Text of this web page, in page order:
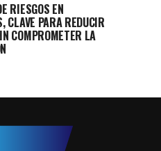
RIESGOS EN
CLAVE PARA REDUCIR
COMPROMETER LA